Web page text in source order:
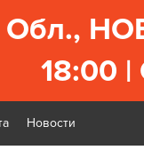
18:00
Новости